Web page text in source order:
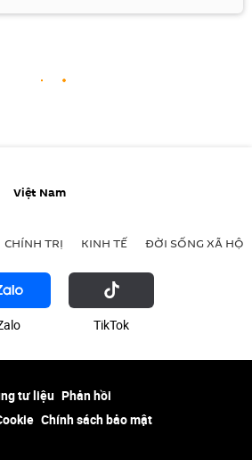
Việt Nam
CHÍNH TRỊ KINH TẾ ĐỜI SỐNG XÃ HỘI
ТikТоk
tư liệu Phản hồi
Chính sách bảo mật